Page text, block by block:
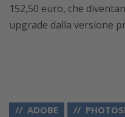
152,50 euro, che
upgrade dalla versione
ADOBE